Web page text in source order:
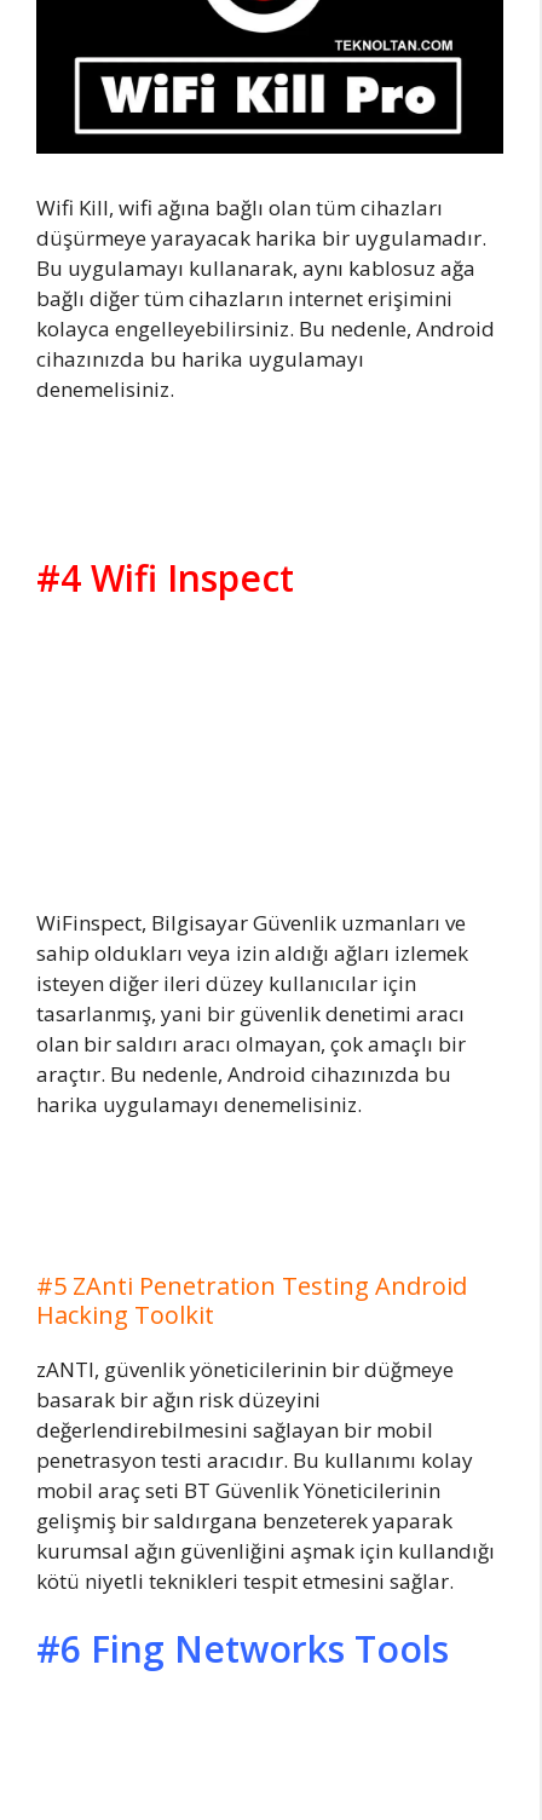
Wifi Kill, wifi ağına bağlı olan tüm cihazları
düşürmeye yarayacak harika bir uygulamadır.
Bu uygulamayı kullanarak, aynı kablosuz ağa
bağlı diğer tüm cihazların internet erişimini
kolayca engelleyebilirsiniz. Bu nedenle, Android
cihazınızda bu harika uygulamayı
denemelisiniz.
#4 Wifi Inspect
WiFinspect, Bilgisayar Güvenlik uzmanları ve
sahip oldukları veya izin aldığı ağları izlemek
isteyen diğer ileri düzey kullanıcılar için
tasarlanmış, yani bir güvenlik denetimi aracı
olan bir saldırı aracı olmayan, çok amaçlı bir
araçtır. Bu nedenle, Android cihazınızda bu
harika uygulamayı denemelisiniz.
#5 ZAnti Penetration Testing Android
Hacking Toolkit
zANTI, güvenlik yöneticilerinin bir düğmeye
basarak bir ağın risk düzeyini
değerlendirebilmesini sağlayan bir mobil
penetrasyon testi aracıdır. Bu kullanımı kolay
mobil araç seti BT Güvenlik Yöneticilerinin
gelişmiş bir saldırgana benzeterek yaparak
kurumsal ağın güvenliğini aşmak için kullandığı
kötü niyetli teknikleri tespit etmesini sağlar.
#6 Fing Networks Tools